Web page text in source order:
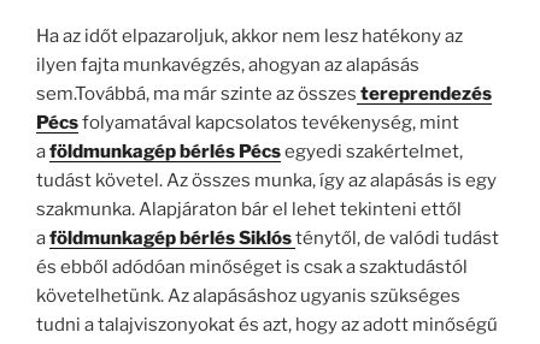
Ha az időt elpazaroljuk, akkor nem lesz hatékony az
ilyen fajta munkavégzés, ahogyan az alapásás
sem.Továbbá, ma már szinte az összes tereprendezés
Pécsfolyamatával kapcsolatos tevékenység, mint
aföldmunkagép bérlés Pécsegyedi szakértelmet,
tudást követel. Az összes munka, így az alapásás is egy
szakmunka. Alapjáraton bár el lehet tekinteni ettől
aföldmunkagép bérlés Siklósténytől, de valódi tudást
és ebből adódóan minőséget is csak a szaktudástól
követelhetünk. Az alapásáshoz ugyanis szükséges
tudni a talajviszonyokat és azt, hogy az adott minőségű